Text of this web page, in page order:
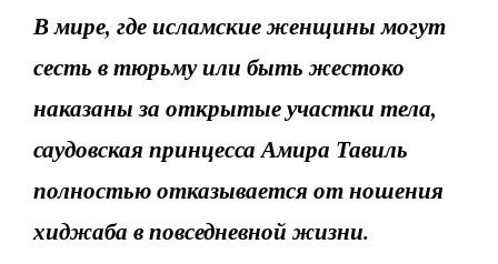
В мире, где исламские женщины могут
сесть в тюрьму или быть жестоко
наказаны за открытые участки тела,
саудовская принцесса Амира Тавиль
полностью отказывается от ношения
хиджаба в повседневной жизни.